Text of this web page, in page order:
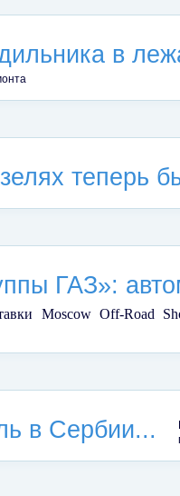
в
теперь
ГАЗ»:
Moscow Off-Road
в Сербии...